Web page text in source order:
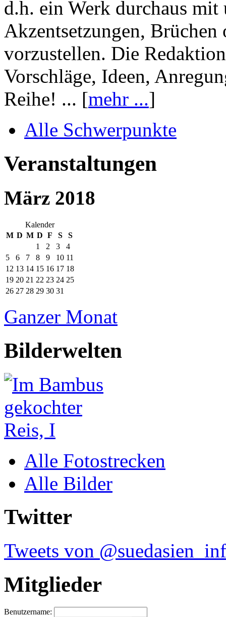
d.h. ein Werk durchaus mit
Akzentsetzungen, Brüchen
vorzustellen. Die
Vorschläge, Ideen,
Reihe! ... [mehr ...]
Alle Schwerpunkte
Veranstaltungen
März 2018
Kalender
M D M D F S
S
1
2 3
4
5
6 7 8 9 10 11
12 13 14 15 16 17 18
19 20 21 22 23 24 25
26 27 28 29 30 31
Ganzer Monat
Bilderwelten
Alle Fotostrecken
Alle Bilder
Twitter
Tweets von
Mitglieder
Benutzername: